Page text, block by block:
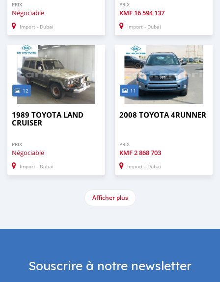
PRIX
Négociable
Import - Dubai
PRIX
KMF 16 594 137
Import - Dubai
12
1989 TOYOTA LAND
CRUISER
PRIX
Négociable
Import - Dubai
11
2008 TOYOTA 4RUNNER
PRIX
KMF2 868 703
Import - Dubai
Afficher plus
Souscrire à notre newsletter